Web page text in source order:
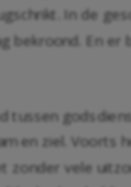
In de
bekroond. En
tussen
en ziel.
vele